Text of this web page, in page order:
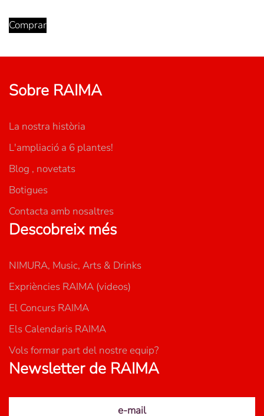
Comprar
Sobre RAIMA
La nostra història
L'ampliació a 6 plantes!
Blog , novetats
Botigues
Contacta amb nosaltres
Descobreix més
NIMURA, Music, Arts & Drinks
Expriències RAIMA (videos)
El Concurs RAIMA
Els Calendaris RAIMA
Vols formar part del nostre equip?
Newsletter de RAIMA
e-mail